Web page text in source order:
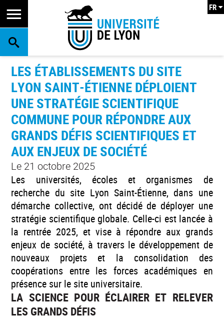
RECHERCHE
FR
LES ÉTABLISSEMENTS DU SITE
LYON SAINT-ÉTIENNE DÉPLOIENT
UNE STRATÉGIE SCIENTIFIQUE
COMMUNE POUR RÉPONDRE AUX
GRANDS DÉFIS SCIENTIFIQUES ET
AUX ENJEUX DE SOCIÉTÉ
Le 21 octobre 2025
Les universités, écoles et organismes de
recherche du site Lyon Saint-Étienne, dans une
démarche collective, ont décidé de déployer une
stratégie scientifique globale. Celle-ci est lancée à
la rentrée 2025, et vise à répondre aux grands
enjeux de société, à travers le développement de
nouveaux projets et la consolidation des
coopérations entre les forces académiques en
présence sur le site universitaire.
LA SCIENCE POUR ÉCLAIRER ET RELEVER
LES GRANDS DÉFIS